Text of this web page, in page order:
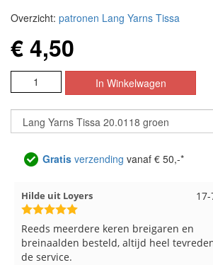
Overzicht: patronen Lang Yarns Tissa
€ 4,50
Gratis verzending vanaf € 50,-*
Hilde uit Loyers
Reeds meerdere keren breigaren en
breinaalden besteld, altijd heel
de service.